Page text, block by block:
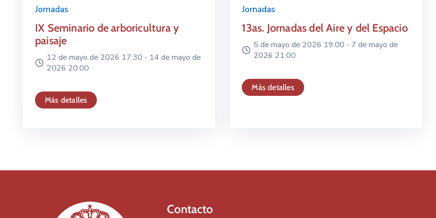
Jornadas
IX Seminario de arboricultura y
paisaje
12 de mayo de 2026 17:30 - 14 de mayo de
2026 20:00
Más detalles
Jornadas
13as. Jornadas del Aire y del Espacio
5 de mayo de 2026 19:00 - 7 de mayo de
2026 21:00
Más detalles
Contacto